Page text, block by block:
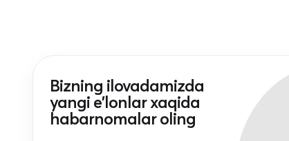
Bizning ilovadamizda
yangi e'lonlar xaqida
habarnomalar oling